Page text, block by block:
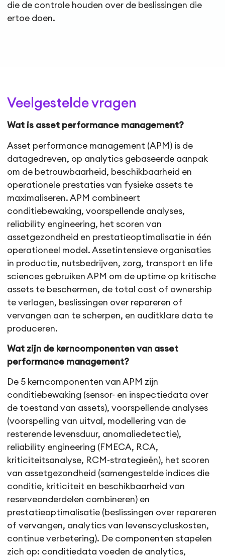
die de controle houden over de beslissingen die
ertoe doen.
Veelgestelde vragen
Wat is asset performance management?
Asset performance management (APM) is de
datagedreven, op analytics gebaseerde aanpak
om de betrouwbaarheid, beschikbaarheid en
operationele prestaties van fysieke assets te
maximaliseren. APM combineert
conditiebewaking, voorspellende analyses,
reliability engineering, het scoren van
assetgezondheid en prestatieoptimalisatie in één
operationeel model. Assetintensieve organisaties
in productie, nutsbedrijven, zorg, transport en life
sciences gebruiken APM om de uptime op kritische
assets te beschermen, de total cost of ownership
te verlagen, beslissingen over repareren of
vervangen aan te scherpen, en auditklare data te
produceren.
Wat zijn de kerncomponenten van asset
performance management?
De 5 kerncomponenten van APM zijn
conditiebewaking (sensor- en inspectiedata over
de toestand van assets), voorspellende analyses
(voorspelling van uitval, modellering van de
resterende levensduur, anomaliedetectie),
reliability engineering (FMECA, RCA,
kriticiteitsanalyse, RCM-strategieën), het scoren
van assetgezondheid (samengestelde indices die
conditie, kriticiteit en beschikbaarheid van
reserveonderdelen combineren) en
prestatieoptimalisatie (beslissingen over repareren
of vervangen, analytics van levenscycluskosten,
continue verbetering). De componenten stapelen
zich op: conditiedata voeden de analytics,